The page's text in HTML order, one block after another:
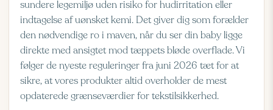
sundere legemiljø uden risiko for hudirritation eller
indtagelse af uønsket kemi. Det giver dig som forælder
den nødvendige ro i maven, når du ser din baby ligge
direkte med ansigtet mod tæppets bløde overflade. Vi
følger de nyeste reguleringer fra juni 2026 tæt for at
sikre, at vores produkter altid overholder de mest
opdaterede grænseværdier for tekstilsikkerhed.